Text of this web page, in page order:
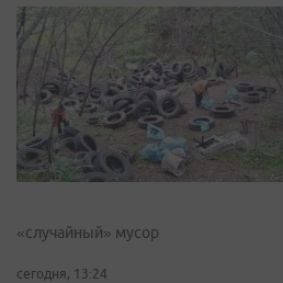
«случайный» мусор
сегодня, 13:24